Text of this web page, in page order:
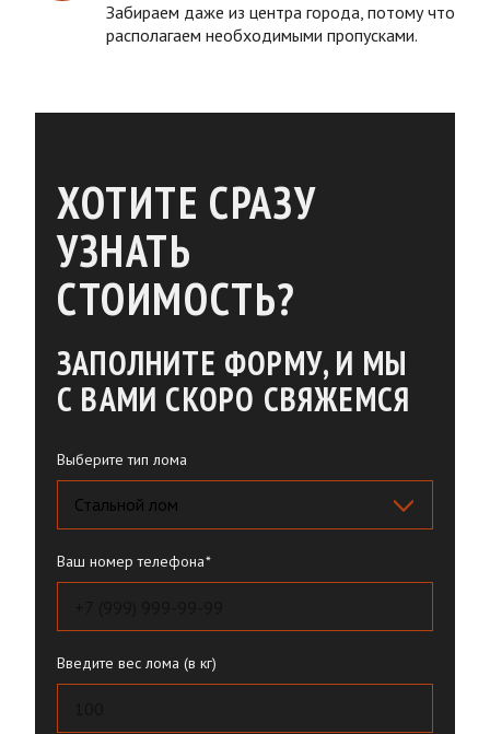
Забираем даже из центра города, потому что
располагаем необходимыми пропусками.
ХОТИТЕ СРАЗУ
УЗНАТЬ
СТОИМОСТЬ?
ЗАПОЛНИТЕ ФОРМУ, И МЫ
С ВАМИ СКОРО СВЯЖЕМСЯ
Выберите тип лома
Ваш номер телефона
Введите вес лома (в кг)